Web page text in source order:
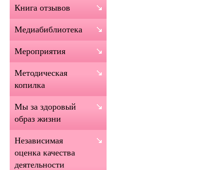
Книга отзывов
Медиабиблиотека
Мероприятия
Методическая
копилка
Мы за здоровый
образ жизни
Независимая
оценка качества
деятельности